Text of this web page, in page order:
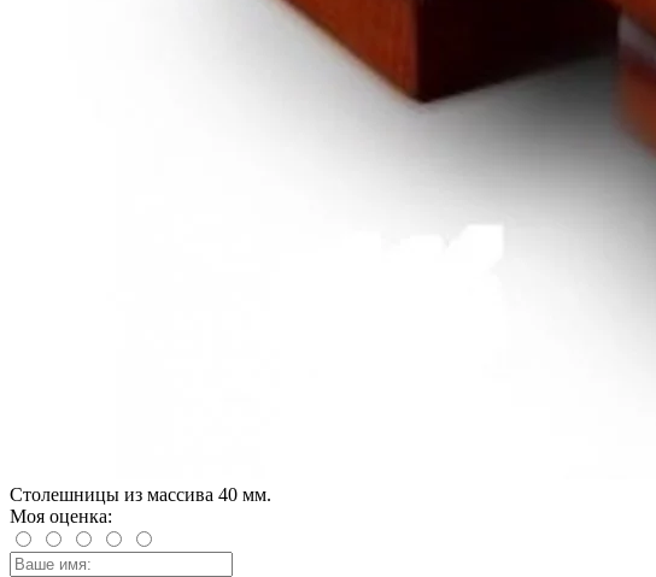
Столешницы из массива 40 мм.
Моя оценка: